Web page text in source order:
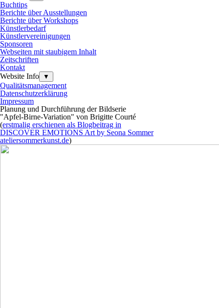
Buchtips
Berichte über Ausstellungen
Berichte über Workshops
Künstlerbedarf
Künstlervereinigungen
Sponsoren
Webseiten mit staubigem Inhalt
Zeitschriften
Kontakt
Website Info
▼
Qualitätsmanagement
Datenschutzerklärung
Impressum
Planung und Durchführung der Bildserie
"Apfel-Birne-Variation" von Brigitte Courté
(erstmalig erschienen als Blogbeitrag in
DISCOVER EMOTIONS Art by Seona Sommer
ateliersommerkunst.de)